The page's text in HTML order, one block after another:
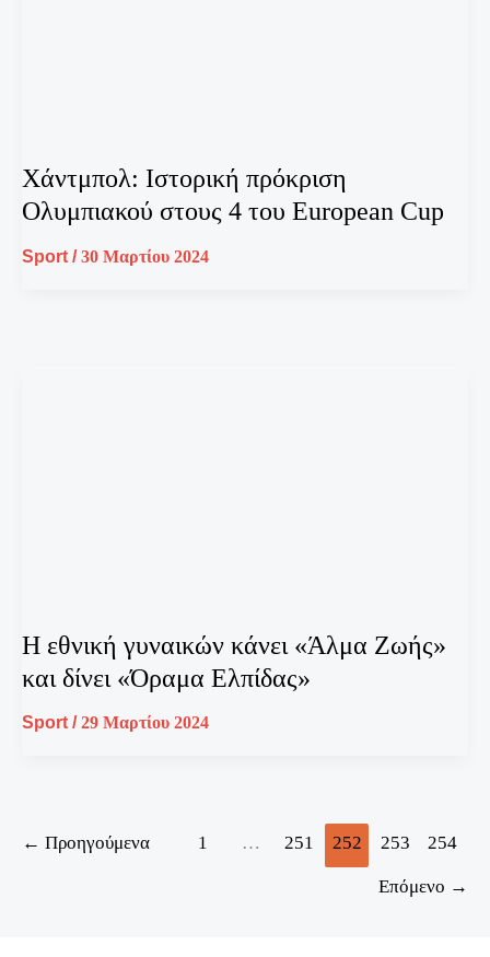
Χάντμπολ: Ιστορική πρόκριση
Ολυμπιακού στους 4 του European Cup
Sport /30 Μαρτίου 2024
Η εθνική γυναικών κάνει «Άλμα Ζωής»
και δίνει «Όραμα Ελπίδας»
Sport /29 Μαρτίου 2024
← Προηγούμενα 1 … 251 252 253 254
Επόμενο →